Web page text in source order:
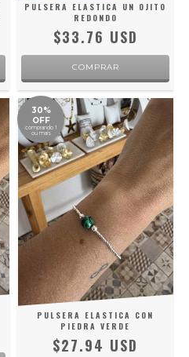
PULSERA ELASTICA UN OJITO
REDONDO
$33.76 USD
30%
OFF
comprando 1
ou mais
PULSERA ELASTICA CON
PIEDRA VERDE
$27.94 USD